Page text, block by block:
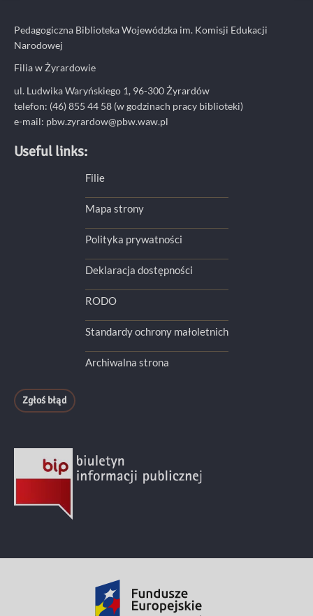
Pedagogiczna Biblioteka Wojewódzka im. Komisji Edukacji
Narodowej
Filia w Żyrardowie
ul. Ludwika Waryńskiego 1, 96-300 Żyrardów
telefon: (46) 855 44 58 (w godzinach pracy biblioteki)
e-mail: pbw.zyrardow@pbw.waw.pl
Useful links:
Filie
Mapa strony
Polityka prywatności
Deklaracja dostępności
RODO
Standardy ochrony małoletnich
Archiwalna strona
Zgłoś błąd